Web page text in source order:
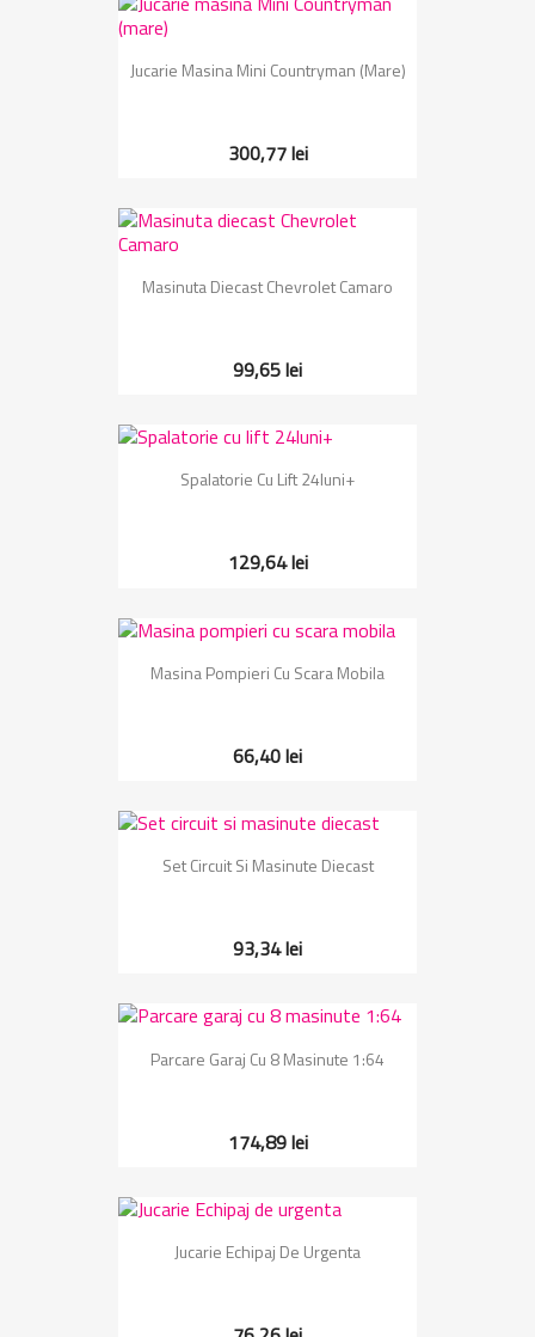
Jucarie Masina Mini Countryman (mare)
300,77 lei
Masinuta Diecast Chevrolet Camaro
99,65 lei
Spalatorie Cu Lift 24luni+
129,64 lei
Masina Pompieri Cu Scara Mobila
66,40 lei
Set Circuit Si Masinute Diecast
93,34 lei
Parcare Garaj Cu 8 Masinute 1:64
174,89 lei
Jucarie Echipaj De Urgenta